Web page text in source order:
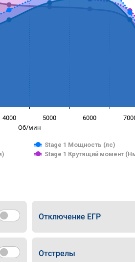
Об/мин
Stage 1 Мощность (лс)
Stage 1 Крутящий момент
4000 5000 6000
Отключение ЕГР
Отстрелы